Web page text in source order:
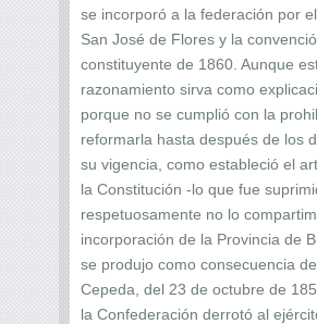
se incorporó a la federación por
San José de Flores y la
constituyente de 1860. Aunque
razonamiento sirva como
porque no se cumplió con la
reformarla hasta después de los
su vigencia, como estableció el
la Constitución -lo que fue
respetuosamente no lo
incorporación de la Provincia de
se produjo como consecuencia
Cepeda, del 23 de octubre de
la Confederación derrotó al